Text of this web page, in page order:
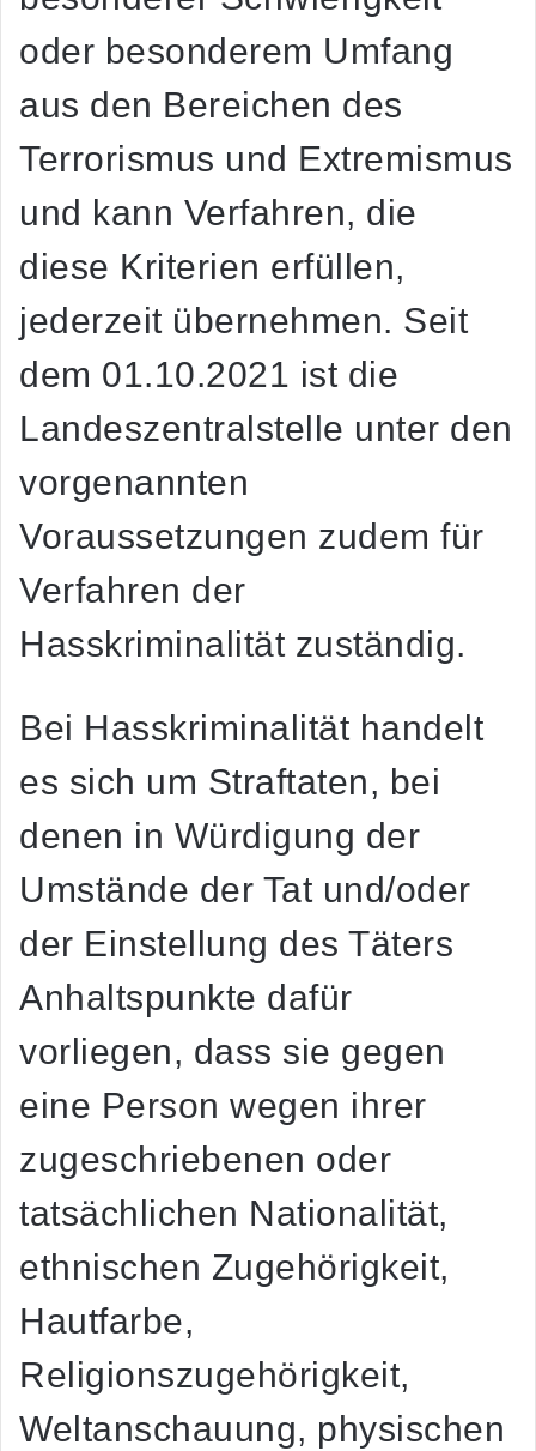
oder besonderem Umfang
aus den Bereichen des
Terrorismus und Extremismus
und kann Verfahren, die
diese Kriterien erfüllen,
jederzeit übernehmen. Seit
dem 01.10.2021 ist die
Landeszentralstelle unter den
vorgenannten
Voraussetzungen zudem für
Verfahren der
Hasskriminalität zuständig.
Bei Hasskriminalität handelt
es sich um Straftaten, bei
denen in Würdigung der
Umstände der Tat und/oder
der Einstellung des Täters
Anhaltspunkte dafür
vorliegen, dass sie gegen
eine Person wegen ihrer
zugeschriebenen oder
tatsächlichen Nationalität,
ethnischen Zugehörigkeit,
Hautfarbe,
Religionszugehörigkeit,
Weltanschauung, physischen